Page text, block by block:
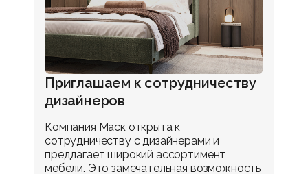
Приглашаем к сотрудничеству
дизайнеров
Компания Маск открыта к
сотрудничеству с дизайнерами и
предлагает широкий ассортимент
мебели. Это замечательная возможность